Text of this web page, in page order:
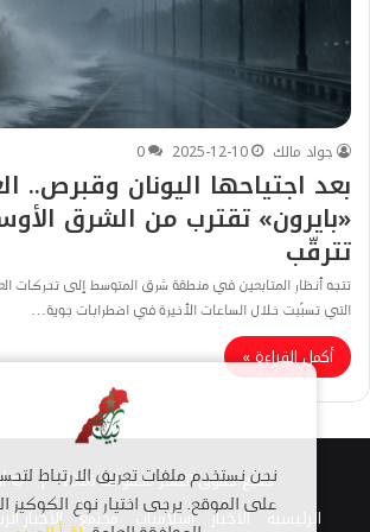
جواد مالك
2025-12-10
0
بعد اجتياحها اليونان وقبرص..
«بايرون» تقترب من الشرق
تترقّب
تتجه أنظار المتابعين في منطقة شرق المتوسط إلى تحركات
التي تسبّبت خلال الساعات الأخيرة في اضطرابات جوية…
أكمل القراءة »
جميع حقوق النشر محفوظة 2026 |
©
الرئيسية الاخبار اسلاميات مجتمع الأخبار
نحن نستخدم ملفات تعريف الارتباط
على الموقع. يرجى اختيار نوع الكوكيز